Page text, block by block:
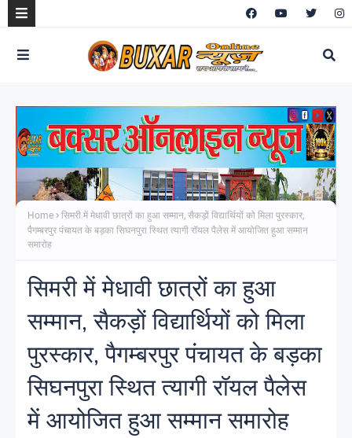
Home
सिमरी में मेधावी छात्रों का हुआ सम्मान, सैकड़ों विद्यार्थियों को मिला पुरस्कार,
पैगम्बरपुर पंचायत के बड़का सिघनपुरा स्थित त्यागी रॉयल पैलेस में आयोजित हुआ सम्मान
समारोह
सिमरी में मेधावी छात्रों का हुआ
सम्मान, सैकड़ों विद्यार्थियों को मिला
पुरस्कार, पैगम्बरपुर पंचायत के बड़का
सिघनपुरा स्थित त्यागी रॉयल पैलेस
में आयोजित हुआ सम्मान समारोह